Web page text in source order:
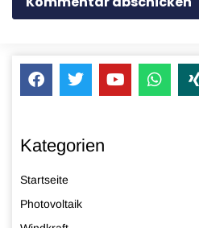
Kategorien
Startseite
Photovoltaik